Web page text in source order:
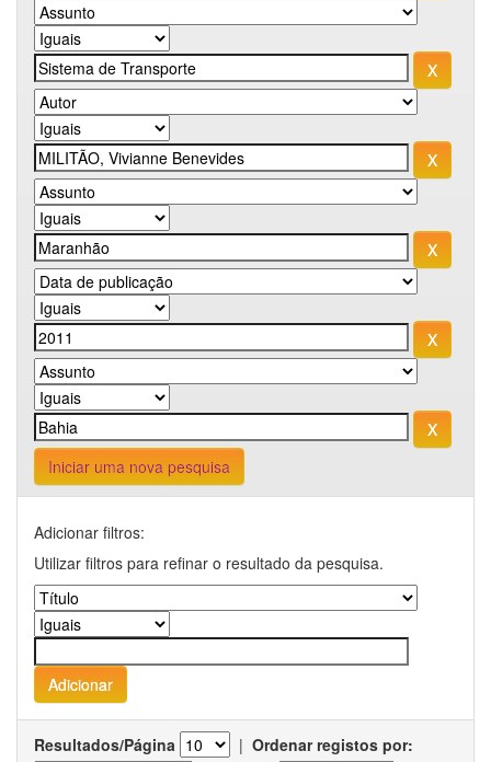
Iniciar uma nova pesquisa
Adicionar filtros:
Utilizar filtros para refinar o resultado da pesquisa.
Resultados/Página | Ordenar registos por: